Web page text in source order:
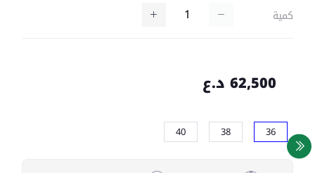
كمية
62,500 د.ع
36
38
40